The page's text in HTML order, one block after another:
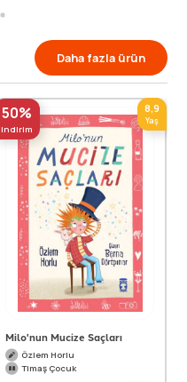
Daha fazla ürün
50%
indirim
8,9
Yaş
Milo'nun Mucize Saçları
Özlem Horlu
Timaş Çocuk